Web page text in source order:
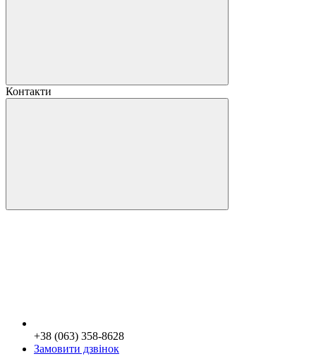
Контакти
+38 (063) 358-8628
Замовити дзвінок